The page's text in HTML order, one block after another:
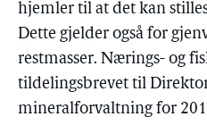
hjemler til at det kan
Dette gjelder også for
restmasser. Nærings- og
tildelingsbrevet til
mineralforvaltning for